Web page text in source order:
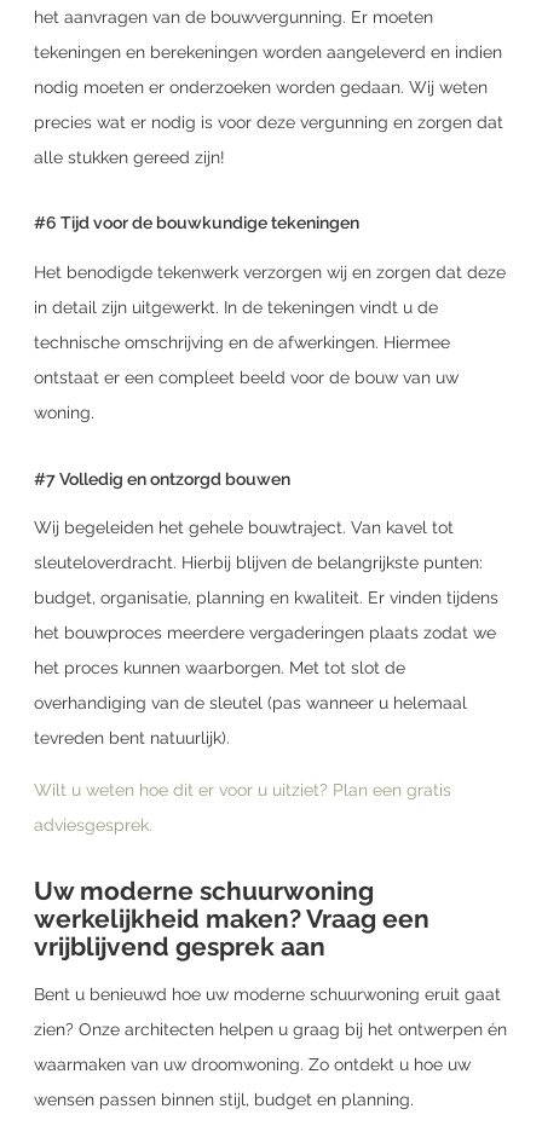
het aanvragen van de bouwvergunning. Er moeten
tekeningen en berekeningen worden aangeleverd en indien
nodig moeten er onderzoeken worden gedaan. Wij weten
precies wat er nodig is voor deze vergunning en zorgen dat
alle stukken gereed zijn!
#6 Tijd voor de bouwkundige tekeningen
Het benodigde tekenwerk verzorgen wij en zorgen dat deze
in detail zijn uitgewerkt. In de tekeningen vindt u de
technische omschrijving en de afwerkingen. Hiermee
ontstaat er een compleet beeld voor de bouw van uw
woning.
#7 Volledig en ontzorgd bouwen
Wij begeleiden het gehele bouwtraject. Van kavel tot
sleuteloverdracht. Hierbij blijven de belangrijkste punten:
budget, organisatie, planning en kwaliteit. Er vinden tijdens
het bouwproces meerdere vergaderingen plaats zodat we
het proces kunnen waarborgen. Met tot slot de
overhandiging van de sleutel (pas wanneer u helemaal
tevreden bent natuurlijk).
Wilt u weten hoe dit er voor u uitziet? Plan een gratis
adviesgesprek.
Uw moderne schuurwoning
werkelijkheid maken? Vraag een
vrijblijvend gesprek aan
Bent u benieuwd hoe uw moderne schuurwoning eruit gaat
zien? Onze architecten helpen u graag bij het ontwerpen én
waarmaken van uw droomwoning. Zo ontdekt u hoe uw
wensen passen binnen stijl, budget en planning.